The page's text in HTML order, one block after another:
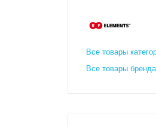
Все товары
Все товары